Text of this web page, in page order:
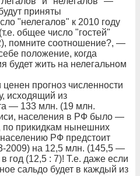
приняты
"нелегалов" к 2010 году
общее число "гостей"
помните соотношение?, —
положение, когда
будет жить на нелегальном
прогноз численности
исходящий из
— 133 млн. (19 млн.
населения в РФ было —
по прикидкам нынешних
РФ предстоит
2009) на 12,5 млн. (145,5 —
год (12,5 : 7)! Т.е. даже если
сальдо будет в каждый из